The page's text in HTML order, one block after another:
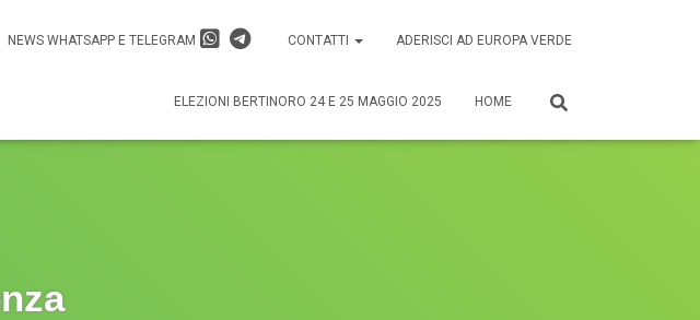
NEWS WHATSAPP E TELEGRAM CONTATTI ADERISCI AD EUROPA VERDE
ELEZIONI BERTINORO 24 E 25 MAGGIO 2025 HOME